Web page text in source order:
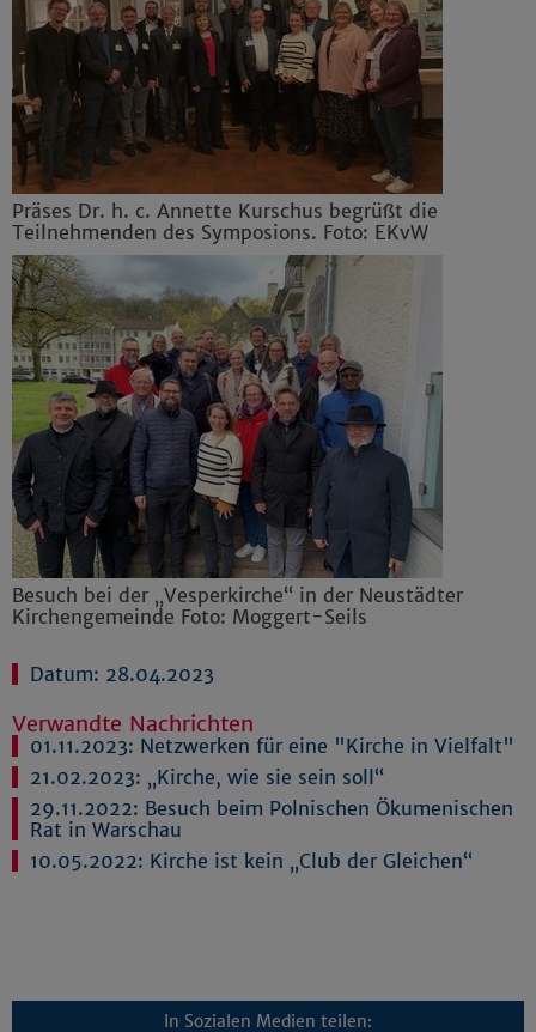
Präses Dr. h. c. Annette Kurschus begrüßt die
Teilnehmenden des Symposions. Foto: EKvW
Besuch bei der „Vesperkirche“ in der Neustädter
Kirchengemeinde Foto: Moggert-Seils
Datum: 28.04.2023
Verwandte Nachrichten
01.11.2023: Netzwerken für eine "Kirche in Vielfalt"
21.02.2023: „Kirche, wie sie sein soll“
29.11.2022: Besuch beim Polnischen Ökumenischen
Rat in Warschau
10.05.2022: Kirche ist kein „Club der Gleichen“
In Sozialen Medien teilen: